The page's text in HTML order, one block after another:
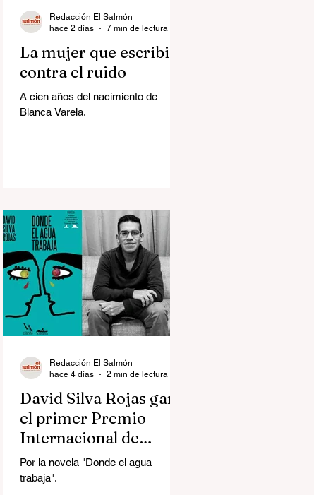
La mujer que escribió
contra el ruido
A cien años del nacimiento de
Blanca Varela.
Redacción El Salmón
hace 2 días
7 min de lectura
David Silva Rojas ganó
el primer Premio
Internacional de
Novela Breve Almadía
Ventosa-Arrufat
Por la novela "Donde el agua
trabaja".
Redacción El Salmón
hace 4 días
2 min de lectura